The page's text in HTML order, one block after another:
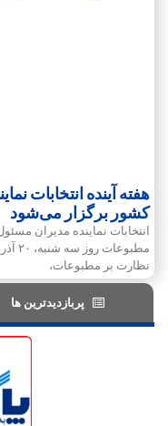
هفته آینده انتخابات
کشور برگزار می‌شود
انتخابات نماینده مدیران
نظارت بر مطبوعات،
پربازدیدترین ها